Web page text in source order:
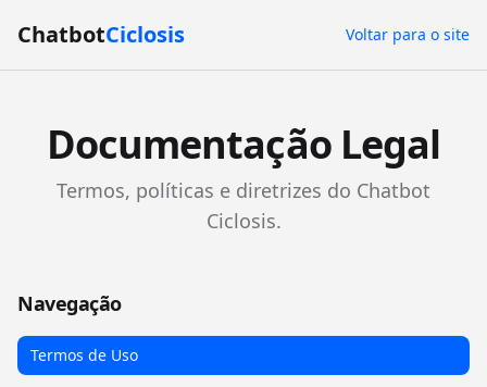
ChatbotCiclosis Voltar para o site
Documentação Legal
Termos, políticas e diretrizes do Chatbot
Ciclosis.
Navegação
Termos de Uso